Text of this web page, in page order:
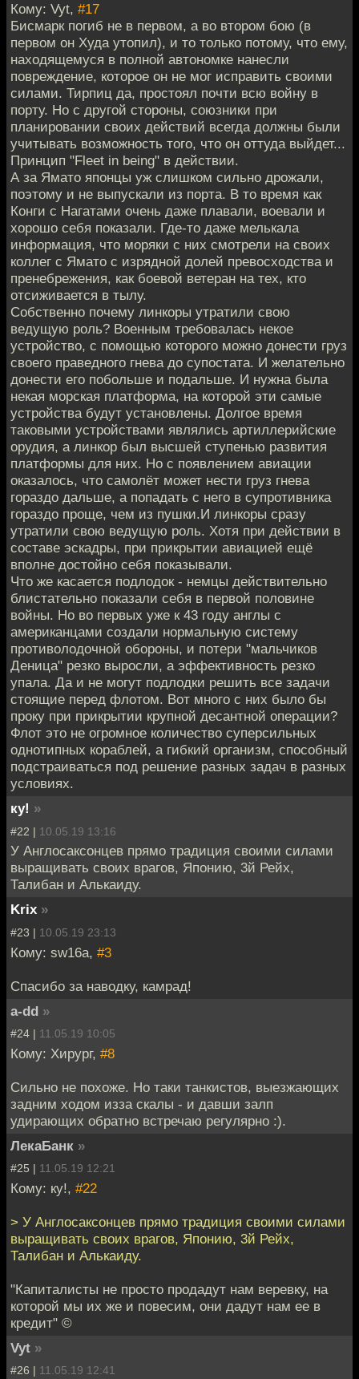
Кому: Vyt, #17
Бисмарк погиб не в первом, а во втором бою (в
первом он Худа утопил), и то только потому, что ему,
находящемуся в полной автономке нанесли
повреждение, которое он не мог исправить своими
силами. Тирпиц да, простоял почти всю войну в
порту. Но с другой стороны, союзники при
планировании своих действий всегда должны были
учитывать возможность того, что он оттуда выйдет...
Принцип "Fleet in being" в действии.
А за Ямато японцы уж слишком сильно дрожали,
поэтому и не выпускали из порта. В то время как
Конги с Нагатами очень даже плавали, воевали и
хорошо себя показали. Где-то даже мелькала
информация, что моряки с них смотрели на своих
коллег с Ямато с изрядной долей превосходства и
пренебрежения, как боевой ветеран на тех, кто
отсиживается в тылу.
Собственно почему линкоры утратили свою
ведущую роль? Военным требовалась некое
устройство, с помощью которого можно донести груз
своего праведного гнева до супостата. И желательно
донести его побольше и подальше. И нужна была
некая морская платформа, на которой эти самые
устройства будут установлены. Долгое время
таковыми устройствами являлись артиллерийские
орудия, а линкор был высшей ступенью развития
платформы для них. Но с появлением авиации
оказалось, что самолёт может нести груз гнева
гораздо дальше, а попадать с него в супротивника
гораздо проще, чем из пушки.И линкоры сразу
утратили свою ведущую роль. Хотя при действии в
составе эскадры, при прикрытии авиацией ещё
вполне достойно себя показывали.
Что же касается подлодок - немцы действительно
блистательно показали себя в первой половине
войны. Но во первых уже к 43 году англы с
американцами создали нормальную систему
противолодочной обороны, и потери "мальчиков
Деница" резко выросли, а эффективность резко
упала. Да и не могут подлодки решить все задачи
стоящие перед флотом. Вот много с них было бы
проку при прикрытии крупной десантной операции?
Флот это не огромное количество суперсильных
однотипных кораблей, а гибкий организм, способный
подстраиваться под решение разных задач в разных
условиях.
ку! »
#22 | 10.05.19 13:16
У Англосаксонцев прямо традиция своими силами
выращивать своих врагов, Японию, 3й Рейх,
Талибан и Алькаиду.
Krix »
#23 | 10.05.19 23:13
Кому: sw16a, #3
Спасибо за наводку, камрад!
a-dd »
#24 | 11.05.19 10:05
Кому: Хирург, #8
Сильно не похоже. Но таки танкистов, выезжающих
задним ходом изза скалы - и давши залп
удирающих обратно встречаю регулярно :).
ЛекаБанк »
#25 | 11.05.19 12:21
Кому: ку!, #22
> У Англосаксонцев прямо традиция своими силами
выращивать своих врагов, Японию, 3й Рейх,
Талибан и Алькаиду.
"Капиталисты не просто продадут нам веревку, на
которой мы их же и повесим, они дадут нам ее в
кредит" ©
Vyt »
#26 | 11.05.19 12:41